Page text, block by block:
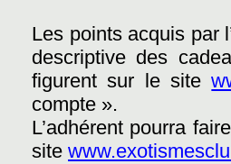
Les points acquis par
descriptive des
figurent sur le site
compte ».
L’adhérent pourra
site